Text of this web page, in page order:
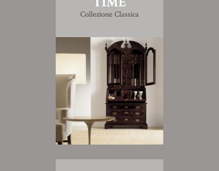
Collezione Classica